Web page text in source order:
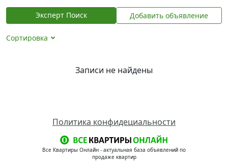
Эксперт Поиск Добавить объявление
Сортировка
Записи не найдены
Политика конфидециальности
Все Квартиры Онлайн - актуальная база объявлений по
продаже квартир